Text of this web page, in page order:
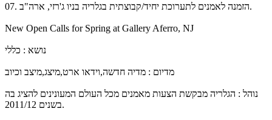
07. הזמנה לאמנים לתערוכת יחיד/קבוצתית בגלריה בניו ג'רזי, ארה"ב.
New Open Calls for Spring at Gallery Aferro, NJ
נושא : כללי
מדיום : מדיה חדשה,וידאו ארט,מיצג,מיצב וכיוב
נוהל : הגלריה מבקשת הצעות מאמנים מכל העולם המעונינים להציג בה
בשנים 2011/12.